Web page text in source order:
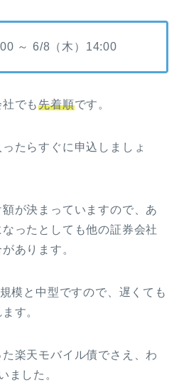
～ 6/8（木）14:00
社でも先着順です。
たらすぐに申込しましょ
が決まっていますので、あ
ったとしても他の証券会社
あります。
模と中型ですので、遅くても
す。
楽天モバイル債でさえ、わ
ました。